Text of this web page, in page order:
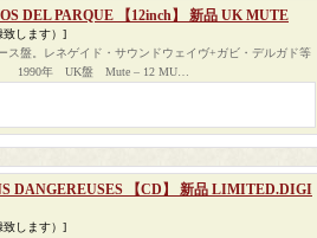
DEL PARQUE 【12inch】 新品 UK MUTE
致します）]
ス盤。レネゲイド・サウンドウェイヴ+ガビ・デルガド等
1990年 UK盤 Mute ‎– 12 MU…
DANGEREUSES 【CD】 新品 LIMITED.DIGI
致します）]